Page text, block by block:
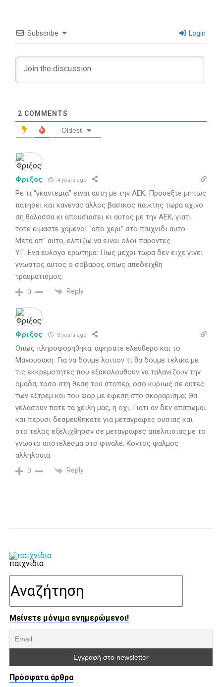
Subscribe Login
2 COMMENTS
Oldest
Φριξος 4 years ago
Ρε τι “γκαντεμια” ειναι αυτη με την ΑΕΚ; Προσεξτε μηπως
πατησει και κανενας αλλος βασικος παικτης τωρα αχινο
ση θαλασσα κι απουσιασει κι αυτος με την ΑΕΚ, γιατι
τοτε ειμαστε χαμενοι “απο χερι” στο παιχνιδι αυτο.
Μετα απ` αυτο, ελπιζω να ειναι ολοι παροντες.
ΥΓ. Ενα ευλογο ερωτημα: Πως μεχρι τωρα δεν ειχε γινει
γνωστος αυτος ο σοβαρος οπως απεδειχθη
τραυματισμος;
0 Reply
Φριξος 3 years ago
Οπως πληροφορηθηκα, αφησατε ελευθερο και το
Μανουσακη. Για να δουμε λοιπον τι θα δουμε τελικα με
τις εκκρεμοτητες που εξακολουθουν να ταλανιζουν την
ομαδα, τοσο στη θεση του στοπερ, οσο κυριως σε αυτες
των εξτρεμ και του Φορ με εφεση στο σκοραρισμα; Θα
γελασουν ποτε τα χειλη μας, η οχι; Γιατι αν δεν απατωμαι
και περυσι δεσμευθηκατε για μεταγραφες ουσιας και
στο τελος εξελιχθησσν σε μεταγραφες απελπισιας,με το
γνωστο αποτελεσμα στο φιναλε. Κοντος ψαλμος
αλληλουια.
0 Reply
παιχνίδια
Μείνετε μόνιμα ενημερώμενοι!
Πρόσφατα άρθρα